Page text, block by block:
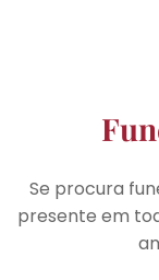
Se procura
presente em